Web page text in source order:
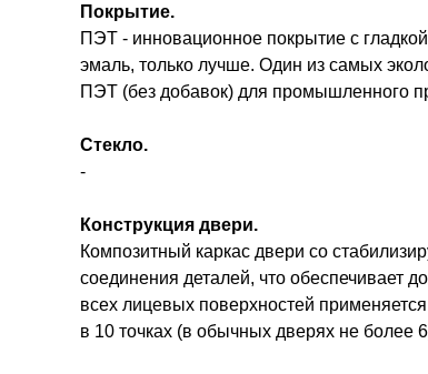
Покрытие.
ПЭТ - инновационное покрытие c
эмаль, только лучше. Один из самых
ПЭТ (без добавок) для промышленного
Стекло.
-
Конструкция двери.
Композитный каркас двери со
соединения деталей, что обеспечивает
всех лицевых поверхностей
в 10 точках (в обычных дверях не более